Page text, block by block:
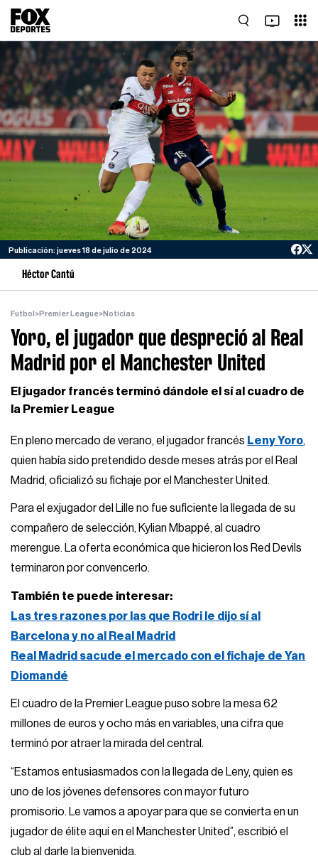
Publicación: jueves 18 de julio de 2024
Héctor Cantú
Futbol >Premier League>Noticias
Yoro, el jugador que despreció al Real
Madrid por el Manchester United
El jugador francés terminó dándole el sí al cuadro de
la Premier League
En pleno mercado de verano, el jugador francés Leny Yoro,
quien había sido pretendido desde meses atrás por el Real
Madrid, oficializó su fichaje por el Manchester United.
Para el exjugador del Lille no fue suficiente la llegada de su
compañero de selección, Kylian Mbappé, al cuadro
merengue. La oferta económica que hicieron los Red Devils
terminaron por convencerlo.
También te puede interesar:
Las tres razones por las que Rodri le dijo sí al
Barcelona y no al Real Madrid
Real Madrid sacude el mercado con el fichaje de Yan
Diomandé
El cuadro de la Premier League puso sobre la mesa 62
millones de euros y ocho más en variables, una cifra que
terminó por atraer la mirada del central.
“Estamos entusiasmados con la llegada de Leny, quien es
uno de los jóvenes defensores con mayor futuro
promisorio. Le vamos a apoyar para que se convierta en un
jugador de élite aquí en el Manchester United”, escribió el
club al darle la bienvenida.